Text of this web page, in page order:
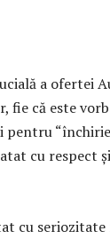
a ofertei
fie că este
pentru
cu respect
cu seriozitate